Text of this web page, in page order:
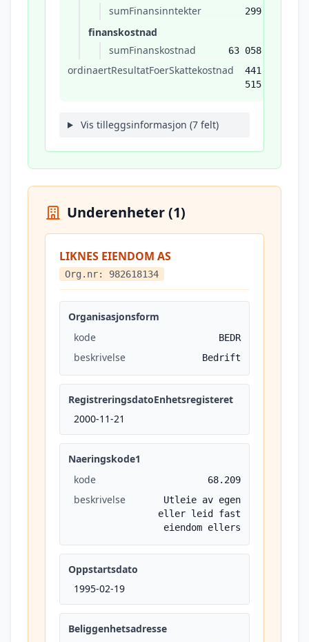
sumFinansinntekter
299
finanskostnad
sumFinanskostnad
63 058
ordinaertResultatFoerSkattekostnad
441
515
Vis tilleggsinformasjon (7 felt)
Underenheter (1)
LIKNES EIENDOM AS
Org.nr: 982618134
Organisasjonsform
kode
BEDR
beskrivelse Bedrift
RegistreringsdatoEnhetsregisteret
2000-11-21
Naeringskode1
kode
68.209
beskrivelse
Utleie av egen
eller leid fast
eiendom ellers
Oppstartsdato
1995-02-19
Beliggenhetsadresse